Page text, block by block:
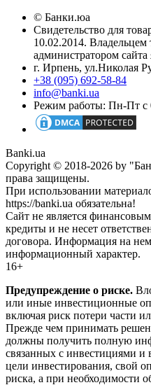
© Банки.юа
Свидетельство для
10.02.2014.
администратором
г. Ирпень, ул.Николая
+38 (095) 692-58-84
info@banki.ua
Режим работы: Пн-Пт с
Banki.ua
Copyright © 2018-2026 by
права защищены.
При использовании
https://banki.ua обязательна!
Сайт не является
кредиты и не несет
договора. Информация на
информационный характер.
16+
Предупреждение о риске.
или иные инвестиционные
включая риск потери части
Прежде чем принимать
должны получить полную
связанных с инвестициями
цели инвестирования, свой
риска, а при необходимости